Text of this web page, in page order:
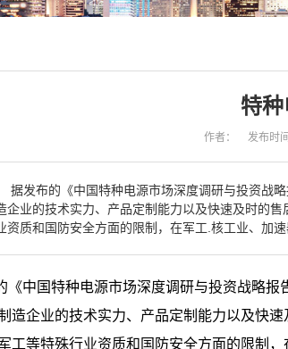
特
作者： 发布时
据发布的《中国特种电源市场深度调研与投资战
企业的技术实力、产品定制能力以及快速及时的
资质和国防安全方面的限制，在军工.核工业、加
《中国特种电源市场深度调研与投资战略
造企业的技术实力、产品定制能力以及快
工等特殊行业资质和国防安全方面的限制